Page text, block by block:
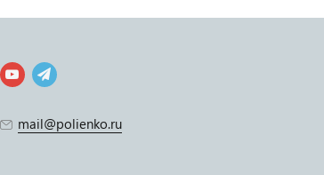
mail@polienko.ru